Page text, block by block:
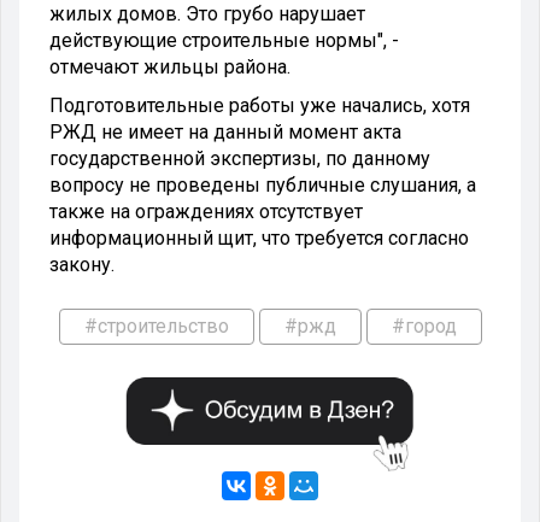
жилых домов. Это грубо нарушает
действующие строительные нормы", -
отмечают жильцы района.
Подготовительные работы уже начались, хотя
РЖД не имеет на данный момент акта
государственной экспертизы, по данному
вопросу не проведены публичные слушания, а
также на ограждениях отсутствует
информационный щит, что требуется согласно
закону.
#строительство #ржд #город